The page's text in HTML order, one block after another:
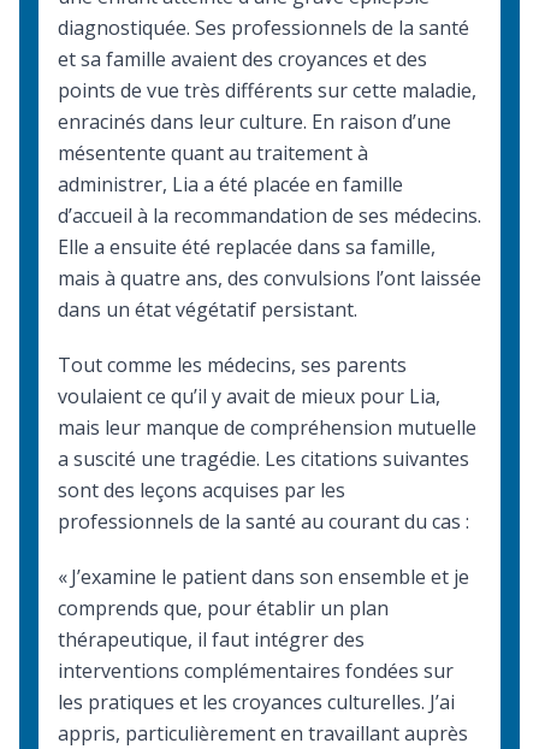
diagnostiquée. Ses professionnels de la santé
et sa famille avaient des croyances et des
points de vue très différents sur cette maladie,
enracinés dans leur culture. En raison d’une
mésentente quant au traitement à
administrer, Lia a été placée en famille
d’accueil à la recommandation de ses médecins.
Elle a ensuite été replacée dans sa famille,
mais à quatre ans, des convulsions l’ont laissée
dans un état végétatif persistant.
Tout comme les médecins, ses parents
voulaient ce qu’il y avait de mieux pour Lia,
mais leur manque de compréhension mutuelle
a suscité une tragédie. Les citations suivantes
sont des leçons acquises par les
professionnels de la santé au courant du cas :
« J’examine le patient dans son ensemble et je
comprends que, pour établir un plan
thérapeutique, il faut intégrer des
interventions complémentaires fondées sur
les pratiques et les croyances culturelles. J’ai
appris, particulièrement en travaillant auprès